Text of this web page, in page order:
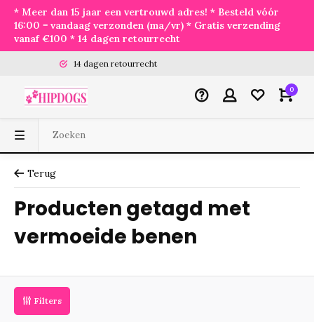
* Meer dan 15 jaar een vertrouwd adres! * Besteld vóór
16:00 = vandaag verzonden (ma/vr) * Gratis verzending
vanaf €100 * 14 dagen retourrecht
14 dagen retourrecht
0
Terug
Producten getagd met
vermoeide benen
Filters